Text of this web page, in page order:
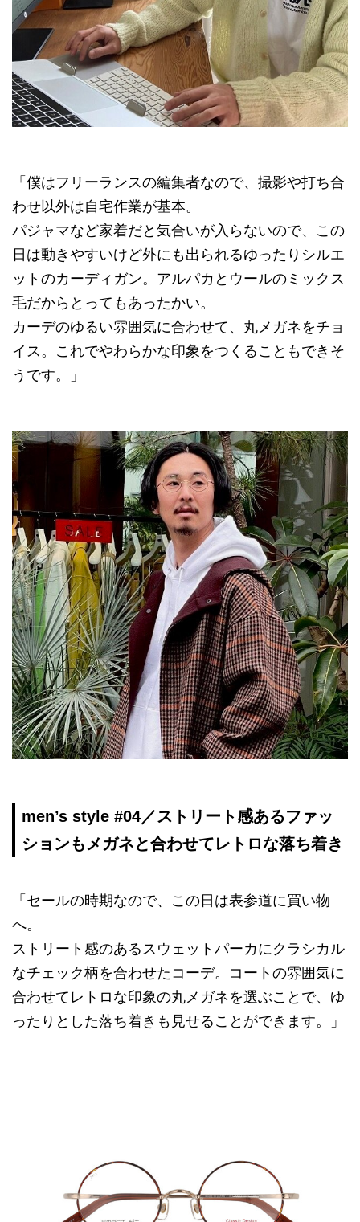
「僕はフリーランスの編集者なので、撮影や打ち合
わせ以外は自宅作業が基本。
パジャマなど家着だと気合いが入らないので、この
日は動きやすいけど外にも出られるゆったりシルエ
ットのカーディガン。アルパカとウールのミックス
毛だからとってもあったかい。
カーデのゆるい雰囲気に合わせて、丸メガネをチョ
イス。これでやわらかな印象をつくることもできそ
うです。」
men’s style #04／ストリート感あるファッ
ションもメガネと合わせてレトロな落ち着き
「セールの時期なので、この日は表参道に買い物
へ。
ストリート感のあるスウェットパーカにクラシカル
なチェック柄を合わせたコーデ。コートの雰囲気に
合わせてレトロな印象の丸メガネを選ぶことで、ゆ
ったりとした落ち着きも見せることができます。」